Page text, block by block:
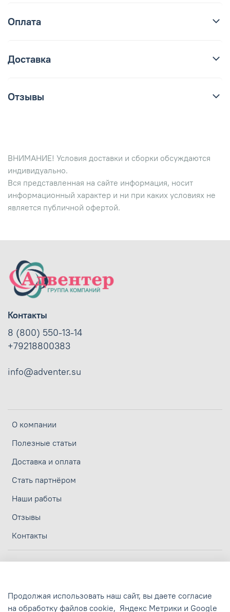
Оплата
Доставка
Отзывы
ВНИМАНИЕ! Условия доставки и сборки обсуждаются
индивидуально.
Вся представленная на сайте информация, носит
информационный характер и ни при каких условиях не
является публичной офертой.
О компании
Полезные статьи
Доставка и оплата
Стать партнёром
Наши работы
Отзывы
Контакты
Личный кабинет
Политика обработки персональных данных
Контакты
8 (800) 550-13-14
+79218800383
info@adventer.su
Продолжая использовать наш сайт, вы даете согласие
на обработку файлов cookie, Яндекс Метрики и Google